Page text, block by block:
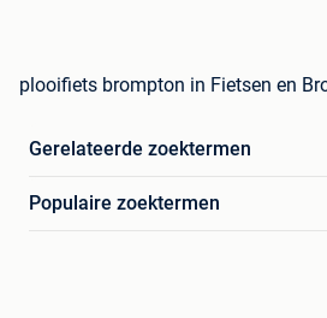
plooifiets brompton in Fietsen en
Gerelateerde zoektermen
Populaire zoektermen